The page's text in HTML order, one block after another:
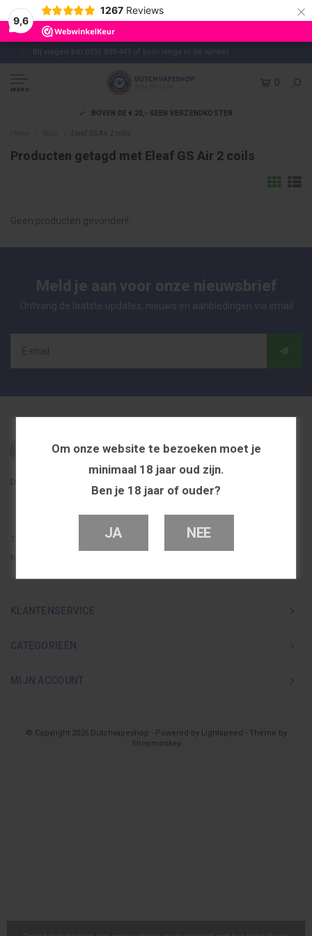
Om onze website te bezoeken moet je
minimaal 18 jaar oud zijn.
Ben je 18 jaar of ouder?
JA NEE
9,6
1267 Reviews ×
Bij vragen bel 0251 839 447 of kom langs in de winkel
MENU
0
BOVEN DE € 20,- GEEN VERZENDKOSTEN
Eleaf GS Air 2 coils
Producten getagd met Eleaf GS Air 2 coils
Geen producten gevonden!...
Meld je aan voor onze nieuwsbrief
Ontvang de laatste updates, nieuws en aanbiedingen via email
De beste en voordeligste vapeshop in Nederland
Telefoon
0251 839 447
KLANTENSERVICE
CATEGORIEËN
MIJN ACCOUNT
© Copyright 2026 Dutchvapeshop - Powered by Lightspeed - Theme by
Shopmonkey